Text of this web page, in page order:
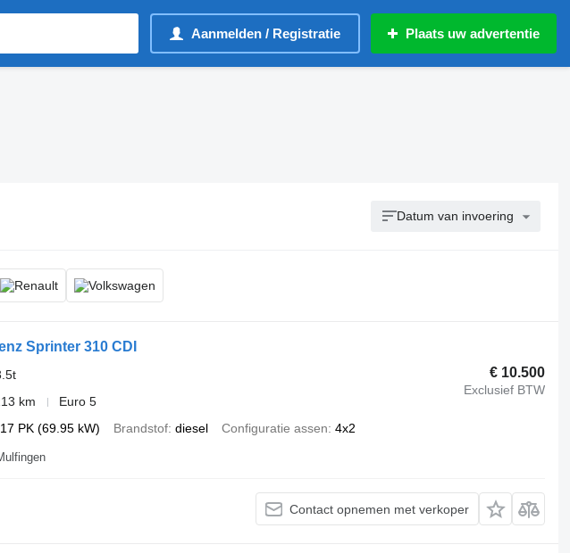
Aanmelden / Registratie Plaats uw advertentie
Datum van invoering
Sprinter 310 CDI
€ 10.500
Exclusief BTW
km
Euro 5
PK (69.95 kW) Brandstof diesel Configuratie assen 4x2
Contact opnemen met verkoper